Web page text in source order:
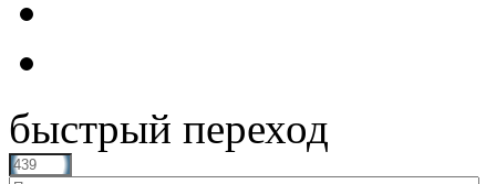
быстрый переход